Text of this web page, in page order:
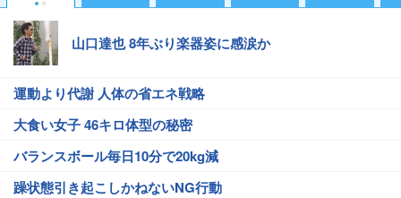
山口達也 8年ぶり楽器姿に感涙か
運動より代謝 人体の省エネ戦略
大食い女子 46キロ体型の秘密
バランスボール毎日10分で20kg減
躁状態引き起こしかねないNG行動